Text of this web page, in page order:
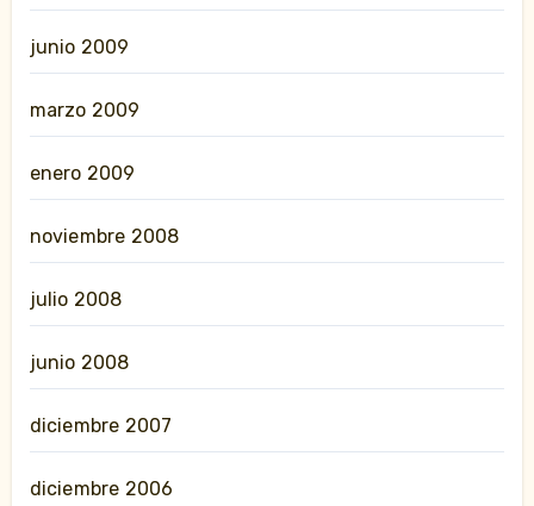
junio 2009
marzo 2009
enero 2009
noviembre 2008
julio 2008
junio 2008
diciembre 2007
diciembre 2006